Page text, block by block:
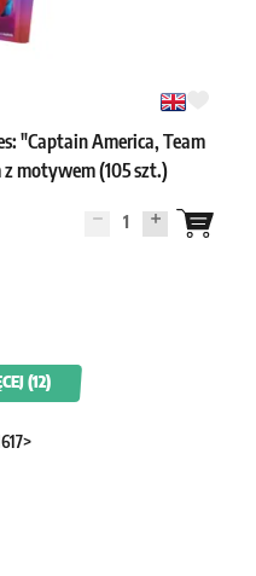
"Captain America, Team
motywem (105 szt.)
1
(12)
17>